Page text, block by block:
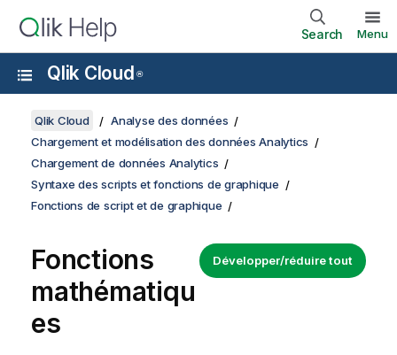
Search Menu
Qlik Cloud ®
Qlik Cloud
Analyse des données
Chargement et modélisation des données Analytics
Chargement de données Analytics
Syntaxe des scripts et fonctions de graphique
Fonctions de script et de graphique
Développer/réduire tout
Fonctions
mathématiqu
es